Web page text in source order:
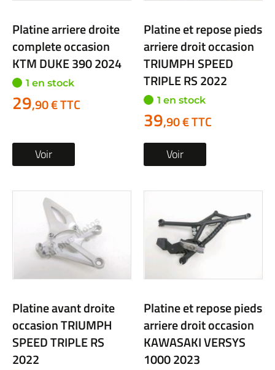
Platine arriere droite
complete occasion
KTM DUKE 390 2024
1 en stock
29,90 € TTC
Voir
Platine et repose pieds
arriere droit occasion
TRIUMPH SPEED
TRIPLE RS 2022
1 en stock
39,90 € TTC
Voir
Platine avant droite
occasion TRIUMPH
SPEED TRIPLE RS
2022
Platine et repose pieds
arriere droit occasion
KAWASAKI VERSYS
1000 2023